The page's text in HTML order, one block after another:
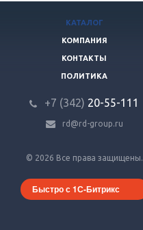
© 2026 Все права защищены.
Быстро с 1С-Битрикс
КАТАЛОГ
КОМПАНИЯ
КОНТАКТЫ
ПОЛИТИКА
+7 (342) 20-55-111
rd@rd-group.ru